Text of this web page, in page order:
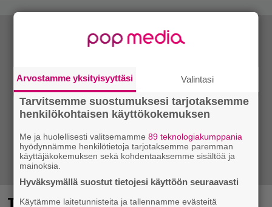
Tampereella sunnuntaina superpäivä –
Arvostamme yksityisyyttäsi Valintasi
Tarvitsemme suostumuksesi tarjotaksemme
henkilökohtaisen käyttökokemuksen
Me ja huolellisesti valitsemamme89 teknologiakumppania
hyödynnämme henkilötietoja tarjotaksemme paremman
käyttäjäkokemuksen sekä kohdentaaksemme sisältöä ja
mainoksia.
Hyväksymällä suostut tietojesi käyttöön seuraavasti
Käytämme laitetunnisteita ja tallennamme evästeitä